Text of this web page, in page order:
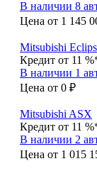
В наличии 8
Цена от 1 145
Mitsubishi
Кредит от 11
В наличии 1
Цена от 0 ₽
Mitsubishi ASX
Кредит от 11
В наличии 2
Цена от 1 015